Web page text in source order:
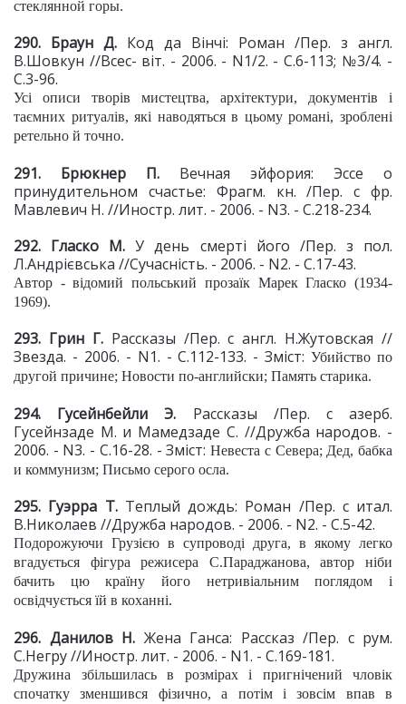
стеклянной горы.
290. Браун Д. Код да Вінчі: Роман /Пер. з англ.
В.Шовкун //Всес- віт. - 2006. - N1/2. - С.6-113; №3/4. -
С.3-96.
Усі описи творів мистецтва, архітектури, документів і
таємних ритуалів, які наводяться в цьому романі, зроблені
ретельно й точно.
291. Брюкнер П. Вечная эйфория: Эссе о
принудительном счастье: Фрагм. кн. /Пер. с фр.
Мавлевич Н. //Иностр. лит. - 2006. - N3. - С.218-234.
292. Гласко М. У день смерті його /Пер. з пол.
Л.Андрієвська //Сучасність. - 2006. - N2. - С.17-43.
Автор - відомий польський прозаїк Марек Гласко (1934-
1969).
293. Грин Г.Рассказы /Пер. с англ. Н.Жутовская //
Звезда. - 2006. - N1. - С.112-133. - Зміст:Убийство по
другой причине; Новости по-английски; Память старика.
294. Гусейнбейли Э. Рассказы /Пер. с азерб.
Гусейнзаде М. и Мамедзаде С. //Дружба народов. -
2006. - N3. - С.16-28. - Зміст:Невеста с Севера; Дед, бабка
и коммунизм; Письмо серого осла.
295. Гуэрра Т.Теплый дождь: Роман /Пер. с итал.
В.Николаев //Дружба народов. - 2006. - N2. - С.5-42.
Подорожуючи Грузією в супроводі друга, в якому легко
вгадується фігура режисера С.Параджанова, автор ніби
бачить цю країну його нетривіальним поглядом і
освідчується їй в коханні.
296. Данилов Н. Жена Ганса: Рассказ /Пер. с рум.
С.Негру //Иностр. лит. - 2006. - N1. - С.169-181.
Дружина збільшилась в розмірах і пригнічений чловік
спочатку зменшився фізично, а потім і зовсім впав в